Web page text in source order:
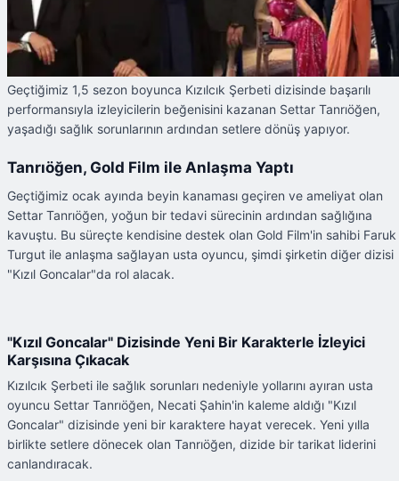
Geçtiğimiz 1,5 sezon boyunca Kızılcık Şerbeti dizisinde başarılı
performansıyla izleyicilerin beğenisini kazanan Settar Tanrıöğen,
yaşadığı sağlık sorunlarının ardından setlere dönüş yapıyor.
Tanrıöğen, Gold Film ile Anlaşma Yaptı
Geçtiğimiz ocak ayında beyin kanaması geçiren ve ameliyat olan
Settar Tanrıöğen, yoğun bir tedavi sürecinin ardından sağlığına
kavuştu. Bu süreçte kendisine destek olan Gold Film'in sahibi Faruk
Turgut ile anlaşma sağlayan usta oyuncu, şimdi şirketin diğer dizisi
"Kızıl Goncalar"da rol alacak.
"Kızıl Goncalar" Dizisinde Yeni Bir Karakterle İzleyici
Karşısına Çıkacak
Kızılcık Şerbeti ile sağlık sorunları nedeniyle yollarını ayıran usta
oyuncu Settar Tanrıöğen, Necati Şahin'in kaleme aldığı "Kızıl
Goncalar" dizisinde yeni bir karaktere hayat verecek. Yeni yılla
birlikte setlere dönecek olan Tanrıöğen, dizide bir tarikat liderini
canlandıracak.